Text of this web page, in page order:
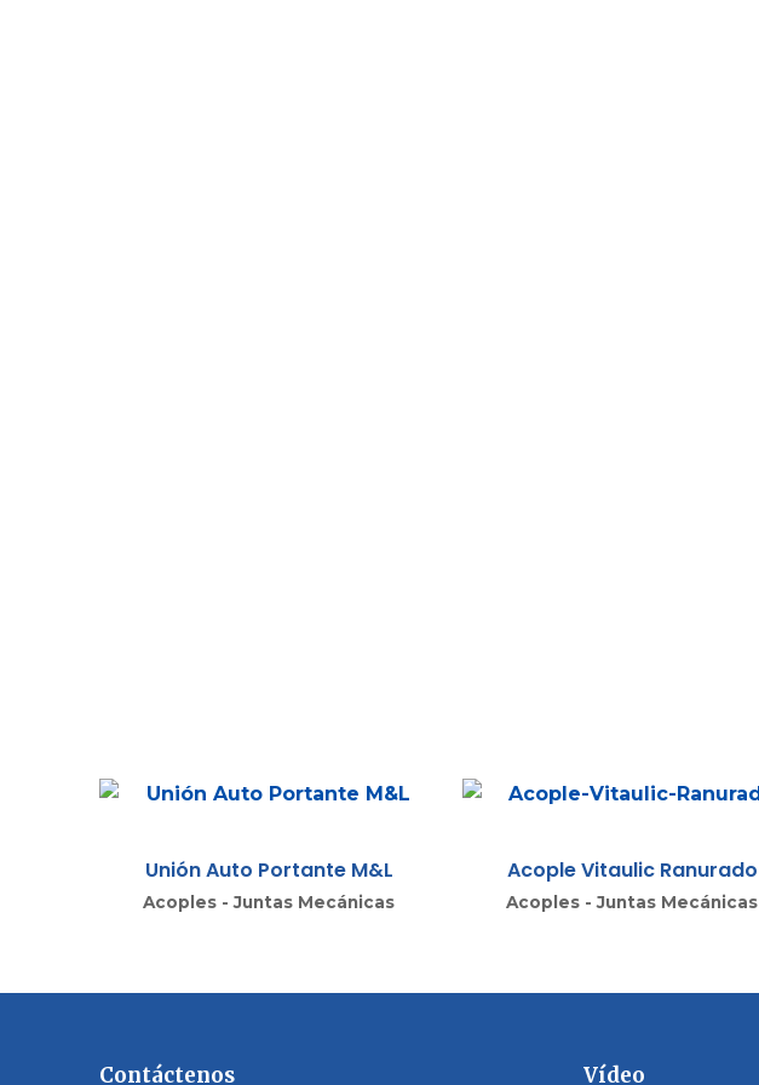
Unión Auto Portante M&L
Acoples - Juntas Mecánicas
Acople Vitaulic Ranurado
Acoples - Juntas Mecánicas
Contáctenos Vídeo